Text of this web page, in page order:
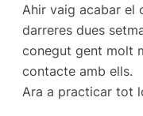
Ahir vaig acabar el
darreres dues
conegut gent molt
contacte amb ells.
Ara a practicar tot